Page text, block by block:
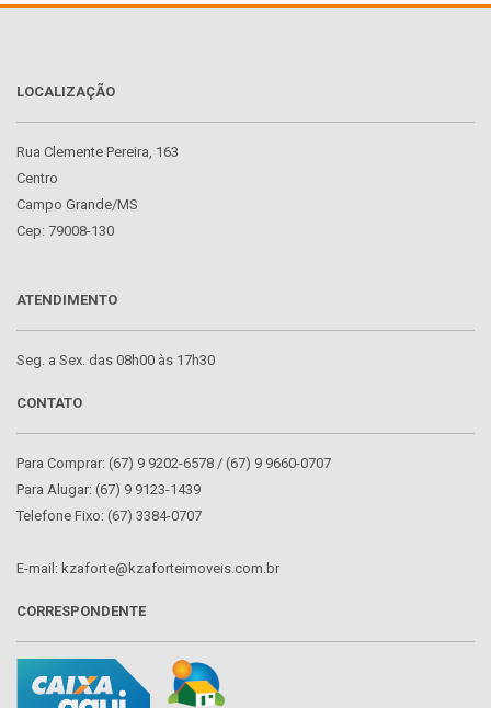
LOCALIZAÇÃO
Rua Clemente Pereira, 163
Centro
Campo Grande/MS
Cep: 79008-130
ATENDIMENTO
Seg. a Sex. das 08h00 às 17h30
CONTATO
Para Comprar: (67) 9 9202-6578 / (67) 9 9660-0707
Para Alugar: (67) 9 9123-1439
Telefone Fixo: (67) 3384-0707
E-mail: kzaforte@kzaforteimoveis.com.br
CORRESPONDENTE